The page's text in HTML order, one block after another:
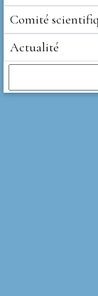
Comité
Actualité